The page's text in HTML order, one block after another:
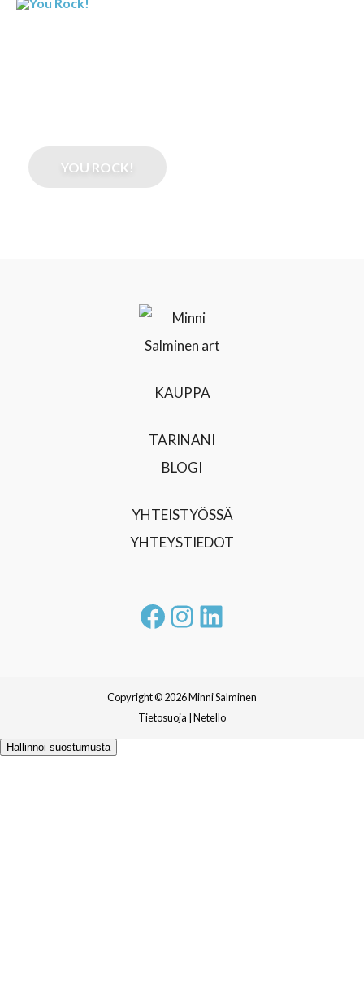
YOU ROCK!
KAUPPA
TARINANI
BLOGI
YHTEISTYÖSSÄ
YHTEYSTIEDOT
Facebook
Instagram
LinkedIn
Copyright © 2026 Minni Salminen
Tietosuoja Netello
Hallinnoi suostumusta